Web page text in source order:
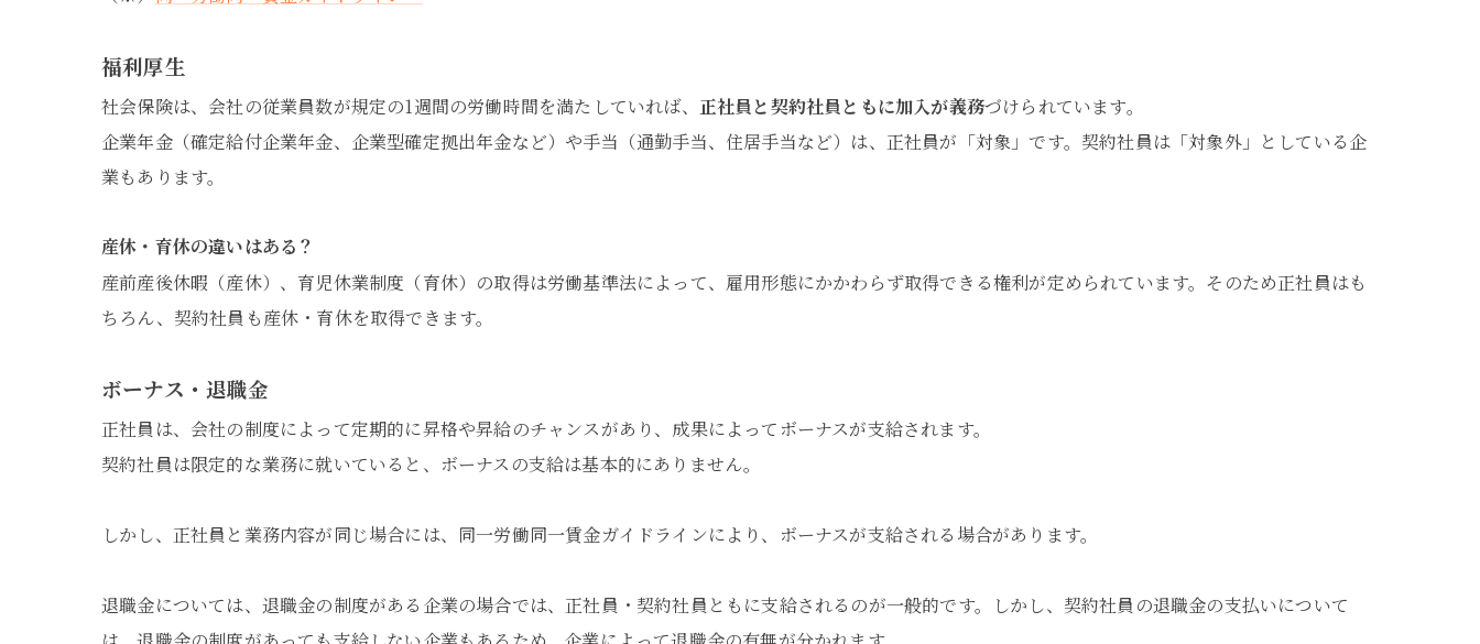
福利厚生
社会保険は、会社の従業員数が規定の1週間の労働時間を満たしていれば、 正社員と契約社員ともに加入が義務づけられています。
企業年金（確定給付企業年金、企業型確定拠出年金など）や手当（通勤手当、住居手当など）は、正社員が「対象」です。契約社員は「対象外」としている企
業もあります。
産休・育休の違いはある？
産前産後休暇（産休）、育児休業制度（育休）の取得は労働基準法によって、雇用形態にかかわらず取得できる権利が定められています。そのため正社員はも
ちろん、契約社員も産休・育休を取得できます。
ボーナス・退職金
正社員は、会社の制度によって定期的に昇格や昇給のチャンスがあり、成果によってボーナスが支給されます。
契約社員は限定的な業務に就いていると、ボーナスの支給は基本的にありません。
しかし、正社員と業務内容が同じ場合には、同一労働同一賃金ガイドラインにより、ボーナスが支給される場合があります。
退職金については、退職金の制度がある企業の場合では、正社員・契約社員ともに支給されるのが一般的です。しかし、契約社員の退職金の支払いについて